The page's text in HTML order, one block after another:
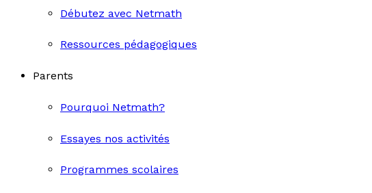
Débutez avec Netmath
Ressources pédagogiques
Parents
Pourquoi Netmath?
Essayes nos activités
Programmes scolaires